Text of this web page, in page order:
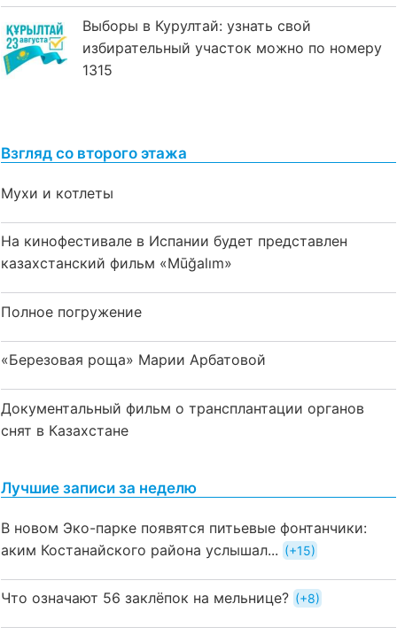
Выборы в Курултай: узнать свой
избирательный участок можно по номеру
1315
Взгляд со второго этажа
Мухи и котлеты
На кинофестивале в Испании будет представлен
казахстанский фильм «Mūğalım»
Полное погружение
«Березовая роща» Марии Арбатовой
Документальный фильм о трансплантации органов
снят в Казахстане
Лучшие записи за неделю
В новом Эко-парке появятся питьевые фонтанчики:
аким Костанайского района услышал...
+15
Что означают 56 заклёпок на мельнице? +8